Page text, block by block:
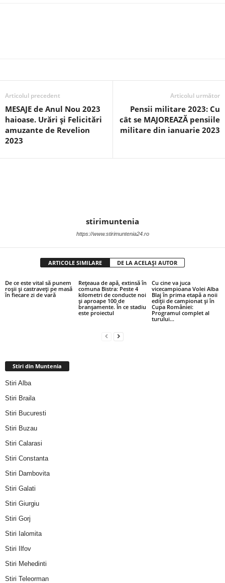
Articolul precedent
MESAJE de Anul Nou 2023
haioase. Urări și Felicitări
amuzante de Revelion
2023
Articolul următor
Pensii militare 2023: Cu
cât se MAJOREAZĂ pensiile
militare din ianuarie 2023
stirimuntenia
https://www.stirimuntenia24.ro
ARTICOLE SIMILARE DE LA ACELAȘI AUTOR
De ce este vital să punem
roșii și castraveți pe masă
în fiecare zi de vară
Rețeaua de apă, extinsă în
comuna Bistra: Peste 4
kilometri de conducte noi
și aproape 100 de
branșamente. În ce stadiu
este proiectul
Cu cine va juca
vicecampioana Volei Alba
Blaj în prima etapă a noii
ediții de campionat și în
Cupa României:
Programul complet al
turului...
Stiri din Muntenia
Stiri Alba
Stiri Braila
Stiri Bucuresti
Stiri Buzau
Stiri Calarasi
Stiri Constanta
Stiri Dambovita
Stiri Galati
Stiri Giurgiu
Stiri Gorj
Stiri Ialomita
Stiri Ilfov
Stiri Mehedinti
Stiri Teleorman